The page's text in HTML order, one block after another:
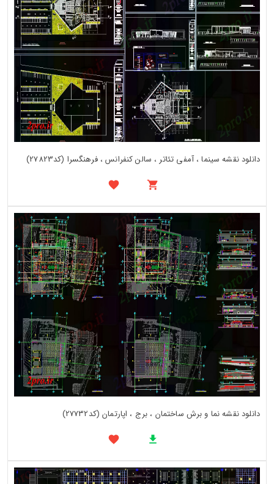
دانلود نقشه سینما ، آمفی تئاتر ، سالن کنفرانس ، فرهنگسرا (کد27823)
دانلود نقشه نما و برش ساختمان ، برج ، اپارتمان (کد27732)